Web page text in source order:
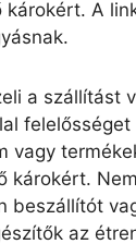
A
a szállítást
felelősséget
vagy
károkért.
beszállítót
az